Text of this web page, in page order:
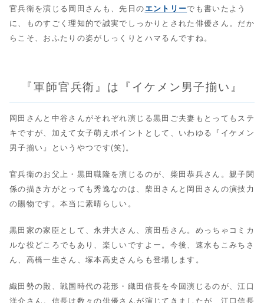
官兵衛を演じる岡田さんも、先日のエントリーでも書いたよう
に、ものすごく理知的で誠実でしっかりとされた俳優さん。だか
らこそ、おふたりの姿がしっくりとハマるんですね。
『軍師官兵衛』は『イケメン男子揃い』
岡田さんと中谷さんがそれぞれ演じる黒田ご夫妻もとってもステ
キですが、加えて女子萌えポイントとして、いわゆる『イケメン
男子揃い』というやつです(笑)。
官兵衛のお父上・黒田職隆を演じるのが、柴田恭兵さん。親子関
係の描き方がとっても秀逸なのは、柴田さんと岡田さんの演技力
の賜物です。本当に素晴らしい。
黒田家の家臣として、永井大さん、濱田岳さん。めっちゃコミカ
ルな役どころでもあり、楽しいですよー。今後、速水もこみちさ
ん、高橋一生さん、塚本高史さんらも登場します。
織田勢の殿、戦国時代の花形・織田信長を今回演じるのが、江口
洋介さん。信長は数々の俳優さんが演じてきましたが、江口信長